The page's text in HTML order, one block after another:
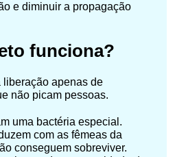
e diminuir a propagação
funciona?
liberação apenas de
não picam pessoas.
uma bactéria especial.
com as fêmeas da
conseguem sobreviver.